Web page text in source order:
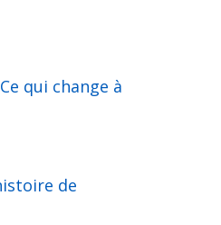
qui change à
de